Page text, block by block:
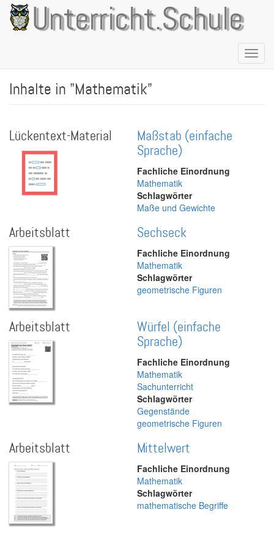
Direkt
zum
Inhalt
Unterricht.Schule
Inhalte in "Mathematik"
Lückentext-Material
Maßstab (einfache
Sprache)
Fachliche Einordnung
Mathematik
Schlagwörter
Maße und Gewichte
Arbeitsblatt Sechseck
Fachliche Einordnung
Mathematik
Schlagwörter
geometrische Figuren
Arbeitsblatt
Würfel (einfache
Sprache)
Fachliche Einordnung
Mathematik
Sachunterricht
Schlagwörter
Gegenstände
geometrische Figuren
Arbeitsblatt Mittelwert
Fachliche Einordnung
Mathematik
Schlagwörter
mathematische Begriffe